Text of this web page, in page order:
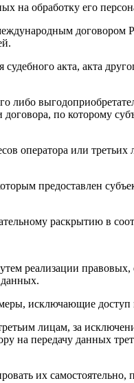
на обработку его
акта, акта
по которому
оператора или
предоставлен
раскрытию в
реализации
исключающие
лицам, за
на передачу данных
их